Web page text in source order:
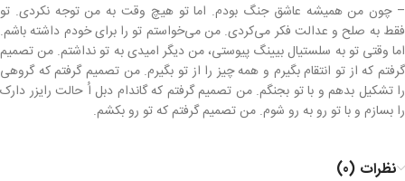
– چون من همیشه عاشق جنگ بودم. اما تو هیچ وقت به من توجه نکردی. تو
فقط به صلح و عدالت فکر می‌کردی. من می‌خواستم تو را برای خودم داشته باشم.
اما وقتی تو به سلستیال بیینگ پیوستی، من دیگر امیدی به تو نداشتم. من تصمیم
گرفتم که از تو انتقام بگیرم و همه چیز را از تو بگیرم. من تصمیم گرفتم که گروهی
را تشکیل بدهم و با تو بجنگم. من تصمیم گرفتم که گاندام دبل اُ حالت رایزر دارک
را بسازم و با تو رو به رو شوم. من تصمیم گرفتم که تو رو بکشم.
نظرات (0)